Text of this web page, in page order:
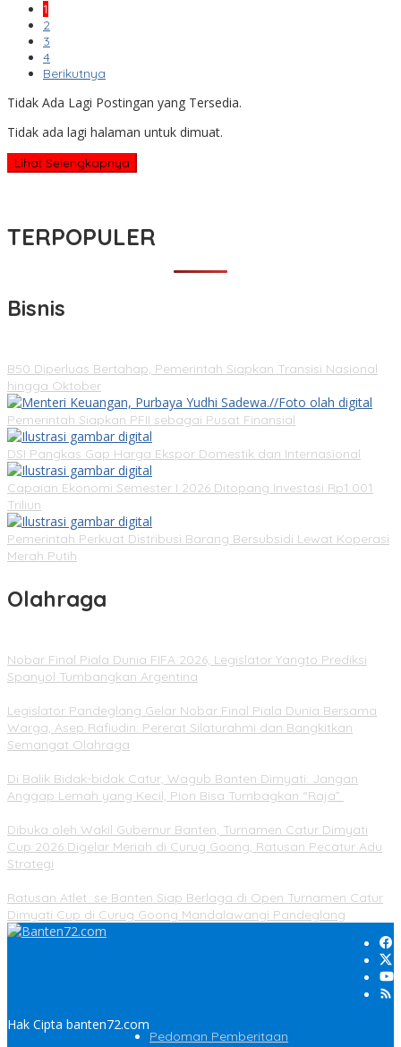
1
2
3
4
Berikutnya
Tidak Ada Lagi Postingan yang Tersedia.
Tidak ada lagi halaman untuk dimuat.
Lihat Selengkapnya
TERPOPULER
Bisnis
B50 Diperluas Bertahap, Pemerintah Siapkan Transisi Nasional
hingga Oktober
Pemerintah Siapkan PFII sebagai Pusat Finansial
DSI Pangkas Gap Harga Ekspor Domestik dan Internasional
Capaian Ekonomi Semester I 2026 Ditopang Investasi Rp1.001
Triliun
Pemerintah Perkuat Distribusi Barang Bersubsidi Lewat Koperasi
Merah Putih
Olahraga
Nobar Final Piala Dunia FIFA 2026, Legislator Yangto Prediksi
Spanyol Tumbangkan Argentina
Legislator Pandeglang Gelar Nobar Final Piala Dunia Bersama
Warga, Asep Rafiudin: Pererat Silaturahmi dan Bangkitkan
Semangat Olahraga
Di Balik Bidak-bidak Catur, Wagub Banten Dimyati: Jangan
Anggap Lemah yang Kecil, Pion Bisa Tumbagkan “Raja”
Dibuka oleh Wakil Gubernur Banten, Turnamen Catur Dimyati
Cup 2026 Digelar Meriah di Curug Goong, Ratusan Pecatur Adu
Strategi
Ratusan Atlet se Banten Siap Berlaga di Open Turnamen Catur
Dimyati Cup di Curug Goong Mandalawangi Pandeglang
Hak Cipta banten72.com
Pedoman Pemberitaan